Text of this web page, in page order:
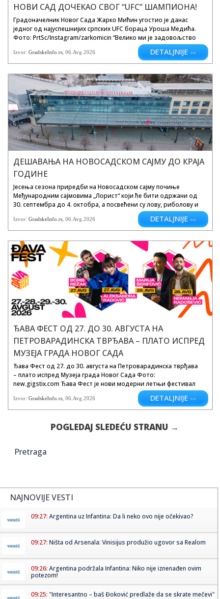
НОВИ САД ДОЧЕКАО СВОГ “UFC” ШАМПИОНА!
Градоначелник Новог Сада Жарко Мићин угостио је данас
једног од најуспешнијих српских UFC бораца Уроша Медића.
Фото: PrtSc/Instagram/zarkomicin “Велико ми је задовољство
што сам данас у Градској кући угостио нашег суграђанина
Уроша Медића, једног од најуспешнијих српских UFC бораца,
који...
Izvor: GradskeInfo.rs , 06.Avg.2026 DETALJNIJE >>
ДЕШАВАЊА НА НОВОСАДСКОМ САЈМУ ДО КРАЈА
ГОДИНЕ
Јесења сезона приредби на Новосадском сајму почиње
Међународним сајмовима „Лорист“ који ће бити одржани од
30. септембра до 4. октобра, а посвећени су лову, риболову и
екологији. Фото: Градске инфо Догађаји ће окупити водеће
компаније, реномиране брендове, увознике, велике и...
Izvor: GradskeInfo.rs , 06.Avg.2026 DETALJNIJE >>
ЂАВА ФЕСТ ОД 27. ДО 30. АВГУСТА НА
ПЕТРОВАРАДИНСКА ТВРЂАВА – ПЛАТО ИСПРЕД
МУЗЕЈА ГРАДА НОВОГ САДА
Ђава Фест од 27. до 30. августа на Петроварадинска тврђава
– плато испред Музеја града Новог Сада Фото:
new.gigstix.com Ђава Фест је нови модерни летњи фестивал
који спаја музику, гастрономију, дружење и различите облике
забаве на једној од најпрепознатљивијих локација у региону –
Петроварадинској...
Izvor: GradskeInfo.rs , 06.Avg.2026 DETALJNIJE >>
POGLEDAJ SLEDEĆU STRANU →
Pretraga
NAJNOVIJE VESTI
09:27: Argentina uz Infantina: Da li neko ovo nije očekivao?
09:27: Ništa od Arsenala: Vinisijus produžio ugovor sa Realom
09:26: Argentina podržala Infantina: Niko nije iznenađen ovim
potezom!
09:25: "Interesantno – baš Đoković predlaže da se skrate mečevi"